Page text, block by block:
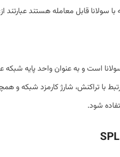
سولانا قابل معامله هستند عبارتند
با تراکنش، شارژ کارمزد شبکه و
شود.
SPL